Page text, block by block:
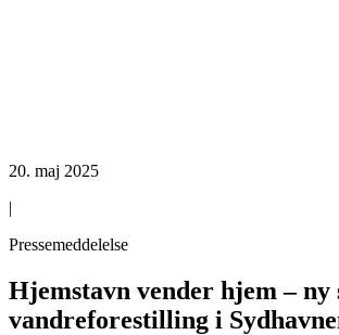
20. maj 2025
|
Pressemeddelelse
Hjemstavn vender hjem – ny
vandreforestilling i